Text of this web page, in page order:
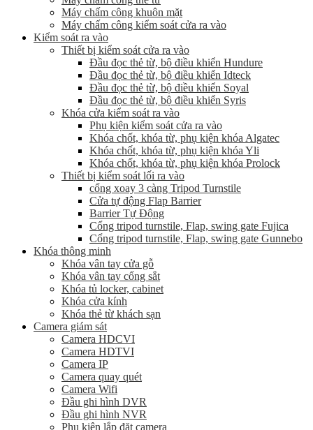
Máy chấm công khuôn mặt
Máy chấm công kiểm soát cửa ra vào
Kiểm soát ra vào
Thiết bị kiểm soát cửa ra vào
Đầu đọc thẻ từ, bộ điều khiển Hundure
Đầu đọc thẻ từ, bộ điều khiển Idteck
Đầu đọc thẻ từ, bộ điều khiển Soyal
Đầu đọc thẻ từ, bộ điều khiển Syris
Khóa cửa kiểm soát ra vào
Phụ kiện kiểm soát cửa ra vào
Khóa chốt, khóa từ, phụ kiện khóa Algatec
Khóa chốt, khóa từ, phụ kiện khóa Yli
Khóa chốt, khóa từ, phụ kiện khóa Prolock
Thiết bị kiểm soát lối ra vào
cổng xoay 3 càng Tripod Turnstile
Cửa tự động Flap Barrier
Barrier Tự Động
Cổng tripod turnstile, Flap, swing gate Fujica
Cổng tripod turnstile, Flap, swing gate Gunnebo
Khóa thông minh
Khóa vân tay cửa gỗ
Khóa vân tay cổng sắt
Khóa tủ locker, cabinet
Khóa cửa kính
Khóa thẻ từ khách sạn
Camera giám sát
Camera HDCVI
Camera HDTVI
Camera IP
Camera quay quét
Camera Wifi
Đầu ghi hình DVR
Đầu ghi hình NVR
Phụ kiện lắp đặt camera